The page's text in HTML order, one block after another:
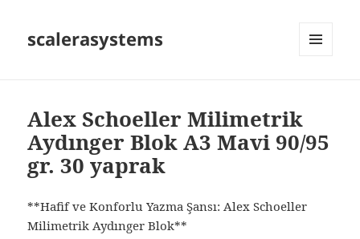
scalerasystems
Alex Schoeller Milimetrik
Aydınger Blok A3 Mavi 90/95
gr. 30 yaprak
**Hafif ve Konforlu Yazma Şansı: Alex Schoeller
Milimetrik Aydınger Blok**